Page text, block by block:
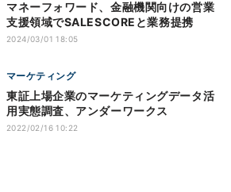
マネーフォワード、金融機関向けの営業
支援領域でSALESCOREと業務提携
2024/03/01 18:05
マーケティング
東証上場企業のマーケティングデータ活
用実態調査、アンダーワークス
2022/02/16 10:22